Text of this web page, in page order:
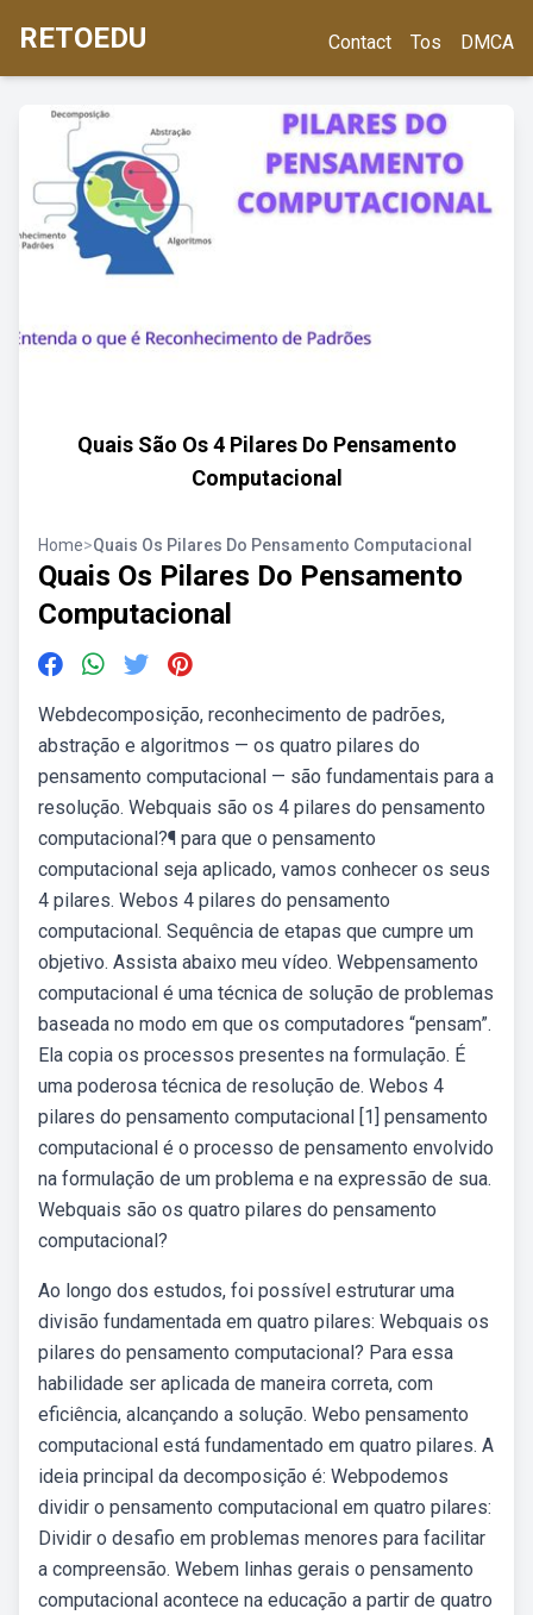
RETOEDU Contact Tos DMCA
Quais São Os 4 Pilares Do Pensamento
Computacional
Home>Quais Os Pilares Do Pensamento Computacional
Quais Os Pilares Do Pensamento
Computacional
Webdecomposição, reconhecimento de padrões,
abstração e algoritmos — os quatro pilares do
pensamento computacional — são fundamentais para a
resolução. Webquais são os 4 pilares do pensamento
computacional?¶ para que o pensamento
computacional seja aplicado, vamos conhecer os seus
4 pilares. Webos 4 pilares do pensamento
computacional. Sequência de etapas que cumpre um
objetivo. Assista abaixo meu vídeo. Webpensamento
computacional é uma técnica de solução de problemas
baseada no modo em que os computadores “pensam”.
Ela copia os processos presentes na formulação. É
uma poderosa técnica de resolução de. Webos 4
pilares do pensamento computacional [1] pensamento
computacional é o processo de pensamento envolvido
na formulação de um problema e na expressão de sua.
Webquais são os quatro pilares do pensamento
computacional?
Ao longo dos estudos, foi possível estruturar uma
divisão fundamentada em quatro pilares: Webquais os
pilares do pensamento computacional? Para essa
habilidade ser aplicada de maneira correta, com
eficiência, alcançando a solução. Webo pensamento
computacional está fundamentado em quatro pilares. A
ideia principal da decomposição é: Webpodemos
dividir o pensamento computacional em quatro pilares:
Dividir o desafio em problemas menores para facilitar
a compreensão. Webem linhas gerais o pensamento
computacional acontece na educação a partir de quatro